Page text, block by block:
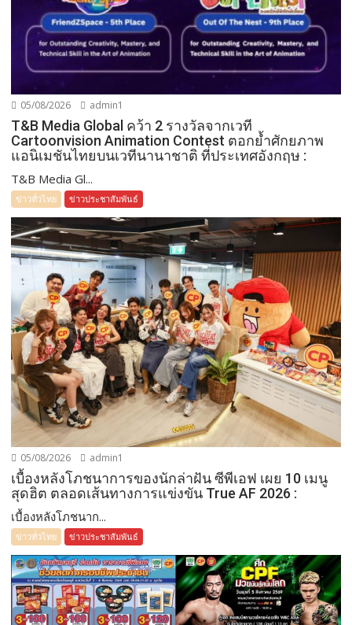
05/08/2026 admin1
T&B Media Global คว้า 2 รางวัลจากเวที
Cartoonvision Animation Contest ตอกย้ำศักยภาพ
แอนิเมชันไทยบนเวทีนานาชาติ ที่ประเทศอังกฤษ :
T&B Media Gl...
ข่าวทั่วไทย ข่าวประชาสัมพันธ์
05/08/2026 admin1
เบื้องหลังโภชนาการของนักล่าฝัน ซีพีเอฟ เผย 10 เมนู
สุดฮิต ตลอดเส้นทางการแข่งขัน True AF 2026 :
เบื้องหลังโภชนาก...
ข่าวทั่วไทย ข่าวประชาสัมพันธ์